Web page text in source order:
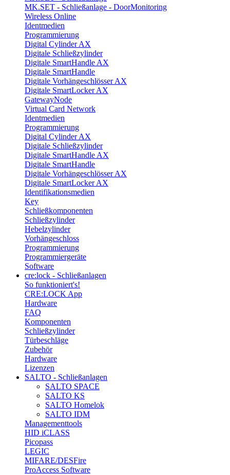
MK.SET - Schließanlage - DoorMonitoring
Wireless Online
Identmedien
Programmierung
Digital Cylinder AX
Digitale Schließzylinder
Digitale SmartHandle AX
Digitale SmartHandle
Digitale Vorhängeschlösser AX
Digitale SmartLocker AX
GatewayNode
Virtual Card Network
Identmedien
Programmierung
Digital Cylinder AX
Digitale Schließzylinder
Digitale SmartHandle AX
Digitale SmartHandle
Digitale Vorhängeschlösser AX
Digitale SmartLocker AX
Identifikationsmedien
Key
Schließkomponenten
Schließzylinder
Hebelzylinder
Vorhängeschloss
Programmierung
Programmiergeräte
Software
cre:lock - Schließanlagen
So funktioniert's!
CRE:LOCK App
Hardware
FAQ
Komponenten
Schließzylinder
Türbeschläge
Zubehör
Hardware
Lizenzen
SALTO - Schließanlagen
SALTO SPACE
SALTO KS
SALTO Homelok
SALTO IDM
Managementtools
HID iCLASS
Picopass
LEGIC
MIFARE/DESFire
ProAccess Software